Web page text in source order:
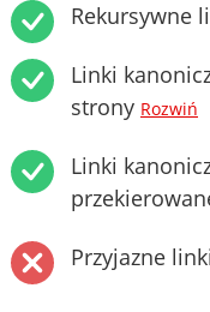
Rekursywne
Linki
strony Rozwiń
Linki
Przyjazne linki